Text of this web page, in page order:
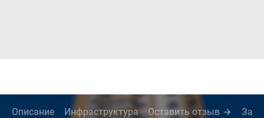
Описание Инфраструктура Оставить отзыв